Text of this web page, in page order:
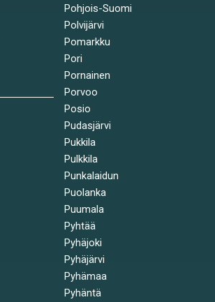
Pohjois-Suomi
Polvijärvi
Pomarkku
Pori
Pornainen
Porvoo
Posio
Pudasjärvi
Pukkila
Pulkkila
Punkalaidun
Puolanka
Puumala
Pyhtää
Pyhäjoki
Pyhäjärvi
Pyhämaa
Pyhäntä